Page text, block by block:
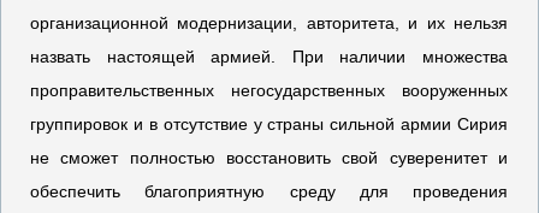
организационной модернизации, авторитета, и их нельзя
назвать настоящей армией. При наличии множества
проправительственных негосударственных вооруженных
группировок и в отсутствие у страны сильной армии Сирия
не сможет полностью восстановить свой суверенитет и
обеспечить благоприятную среду для проведения